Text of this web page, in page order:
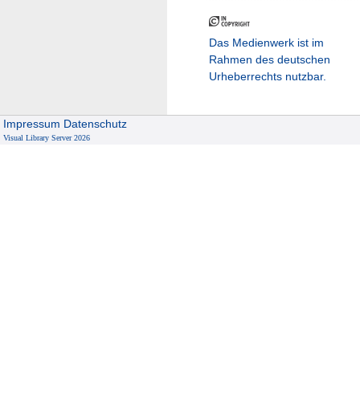
Das Medienwerk ist im
Rahmen des deutschen
Urheberrechts nutzbar.
Impressum Datenschutz
Visual Library Server 2026